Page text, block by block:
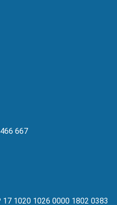
6 667
17 1020 1026 0000 1802 0383